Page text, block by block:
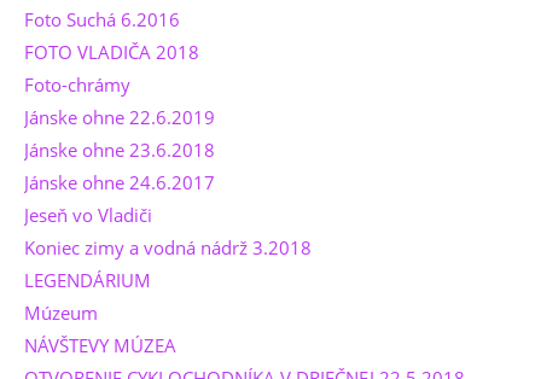
Foto Suchá 6.2016
FOTO VLADIČA 2018
Foto-chrámy
Jánske ohne 22.6.2019
Jánske ohne 23.6.2018
Jánske ohne 24.6.2017
Jeseň vo Vladiči
Koniec zimy a vodná nádrž 3.2018
LEGENDÁRIUM
Múzeum
NÁVŠTEVY MÚZEA